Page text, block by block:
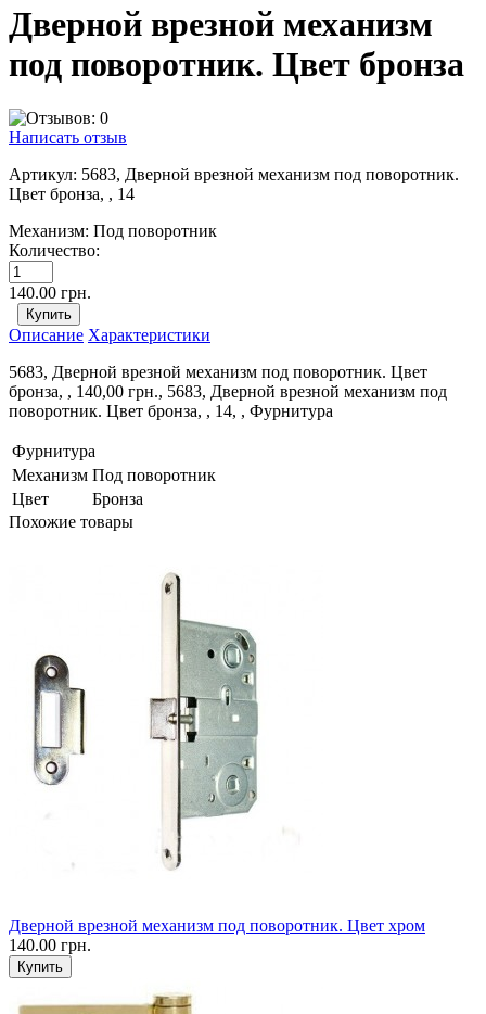
Дверной врезной механизм
под поворотник. Цвет бронза
Написать отзыв
Артикул: 5683, Дверной врезной механизм под поворотник.
Цвет бронза, , 14
Механизм: Под поворотник
Количество:
140.00 грн.
Описание Характеристики
5683, Дверной врезной механизм под поворотник. Цвет
бронза, , 140,00 грн., 5683, Дверной врезной механизм под
поворотник. Цвет бронза, , 14, , Фурнитура
Фурнитура
Механизм Под поворотник
Цвет
Бронза
Похожие товары
Дверной врезной механизм под поворотник. Цвет хром
140.00 грн.